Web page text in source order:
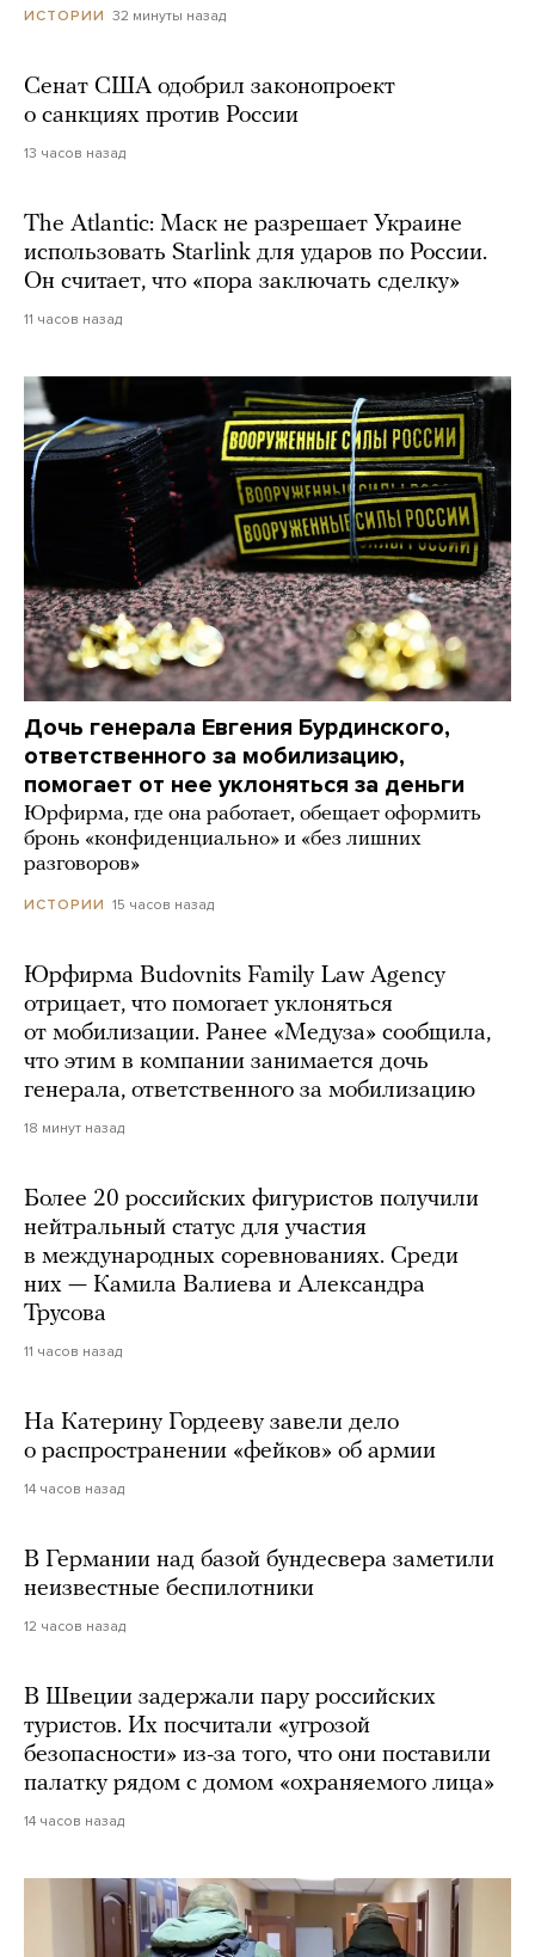
ИСТОРИИ 32 минуты назад
Сенат США одобрил законопроект
о санкциях против России
13 часов назад
The Atlantic: Маск не разрешает Украине
использовать Starlink для ударов по России.
Он считает, что «пора заключать сделку»
11 часов назад
Дочь генерала Евгения Бурдинского,
ответственного за мобилизацию,
помогает от нее уклоняться за деньги
Юрфирма, где она работает, обещает оформить
бронь «конфиденциально» и «без лишних
разговоров»
ИСТОРИИ 15 часов назад
Юрфирма Budovnits Family Law Agency
отрицает, что помогает уклоняться
от мобилизации. Ранее «Медуза» сообщила,
что этим в компании занимается дочь
генерала, ответственного за мобилизацию
18 минут назад
Более 20 российских фигуристов получили
нейтральный статус для участия
в международных соревнованиях. Среди
них — Камила Валиева и Александра
Трусова
11 часов назад
На Катерину Гордееву завели дело
о распространении «фейков» об армии
14 часов назад
В Германии над базой бундесвера заметили
неизвестные беспилотники
12 часов назад
В Швеции задержали пару российских
туристов. Их посчитали «угрозой
безопасности» из-за того, что они поставили
палатку рядом с домом «охраняемого лица»
14 часов назад